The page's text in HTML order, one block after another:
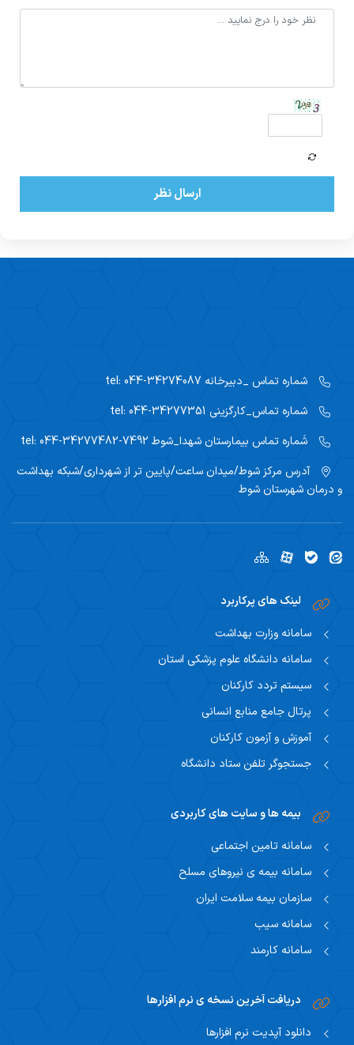
ارسال نظر
شماره تماس _دبیرخانه
شماره تماس_کارگزینی
شَماره تماس بیمارستان شهدا_شوط
آدرس مرکز شوط/میدان ساعت/پایین تر از شهرداری/شبکه بهداشت
و درمان شهرستان شوط
لینک های پرکاربرد
سامانه وزارت بهداشت
سامانه دانشگاه علوم پزشکی استان
سیستم تردد کارکنان
پرتال جامع منابع انسانی
آموزش و آزمون کارکنان
جستجوگر تلفن ستاد دانشگاه
بیمه ها و سایت های کاربردی
سامانه تامین اجتماعی
سامانه بیمه ی نیروهای مسلح
سازمان بیمه سلامت ایران
سامانه سیب
سامانه کارمند
دریافت آخرین نسخه ی نرم افزارها
دانلود آپدیت نرم افزارها